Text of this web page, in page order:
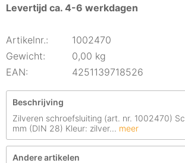
Levertijd ca. 4-6 werkdagen
Artikelnr.:
1002470
Gewicht:
0,00 kg
EAN:
4251139718526
Beschrijving
Zilveren schroefsluiting (art. nr. 1002470)
mm (DIN 28) Kleur: zilver... meer
Andere artikelen